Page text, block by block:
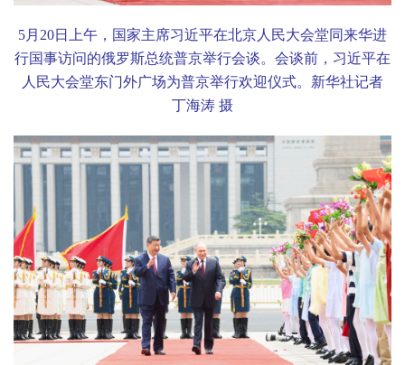
5月 20日上午，国家主席习近平在北京人民大会堂同来华进
行国事访问的俄罗斯总统普京举行会谈。会谈前，习近平在
人民大会堂东门外广场为普京举行欢迎仪式。新华社记者
丁海涛 摄